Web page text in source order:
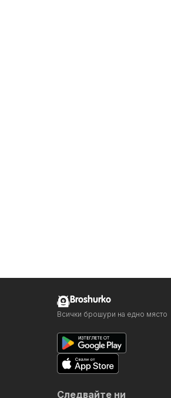
Broshurko
Всички брошури на едно място
Следвайте ни